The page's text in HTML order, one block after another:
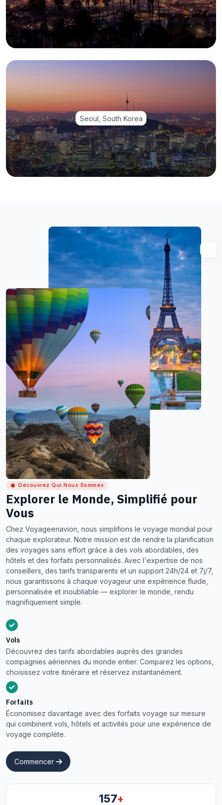
Seoul, South Korea
Découvrez Qui Nous Sommes
Explorer le Monde, Simplifié pour
Vous
Chez Voyageenavion, nous simplifions le voyage mondial pour
chaque explorateur. Notre mission est de rendre la planification
des voyages sans effort grâce à des vols abordables, des
hôtels et des forfaits personnalisés. Avec l'expertise de nos
conseillers, des tarifs transparents et un support 24h/24 et 7j/7,
nous garantissons à chaque voyageur une expérience fluide,
personnalisée et inoubliable — explorer le monde, rendu
magnifiquement simple.
Vols
Découvrez des tarifs abordables auprès des grandes
compagnies aériennes du monde entier. Comparez les options,
choisissez votre itinéraire et réservez instantanément.
Forfaits
Économisez davantage avec des forfaits voyage sur mesure
qui combinent vols, hôtels et activités pour une expérience de
voyage complète.
Commencer
157+